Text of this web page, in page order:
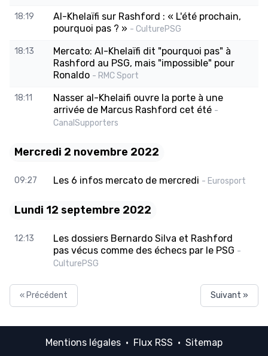
18:19
Al-Khelaïfi sur Rashford : « L'été prochain,
pourquoi pas ? » - CulturePSG
18:13
Mercato: Al-Khelaïfi dit "pourquoi pas" à
Rashford au PSG, mais "impossible" pour
Ronaldo - RMC Sport
18:11
Nasser al-Khelaifi ouvre la porte à une
arrivée de Marcus Rashford cet été -
CanalSupporters
Mercredi 2 novembre 2022
09:27 Les 6 infos mercato de mercredi - Eurosport
Lundi 12 septembre 2022
12:13
Les dossiers Bernardo Silva et Rashford
pas vécus comme des échecs par le PSG -
CulturePSG
« Précédent Suivant »
Mentions légales · Flux RSS · Sitemap